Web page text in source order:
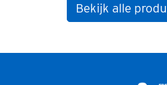
Bekijk alle